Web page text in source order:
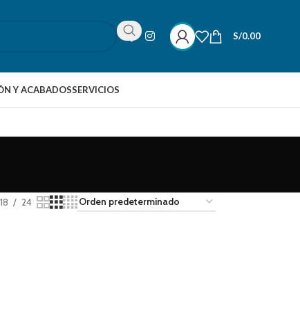
S/0.00
Y ACABADOSSERVICIOS
18 24